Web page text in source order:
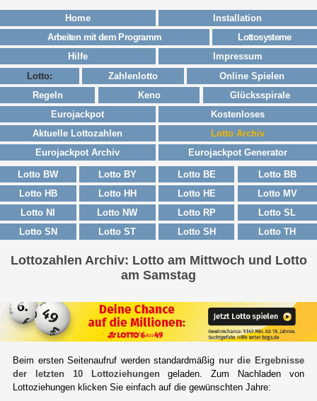
Home
Installation
Arbeiten mit dem Programm
Lottosysteme
Hilfe
Impressum
Lotto:
Zahlenlotto
Online Spielen
Regeln
Keno
Glücksspirale
Eurojackpot
Kostenloses
Aktuelle Lottozahlen
Lotto Archiv
Eurojackpot Archiv
Eurojackpot Generator
Lotto BW Lotto BY Lotto BE
Lotto BB
Lotto HB
Lotto HH Lotto HE
Lotto MV
Lotto NI
Lotto NW Lotto RP
Lotto SL
Lotto SN
Lotto ST Lotto SH Lotto TH
Lottozahlen Archiv: Lotto am Mittwoch und Lotto
am Samstag
Beim ersten Seitenaufruf werden standardmäßig nur die Ergebnisse
der letzten 10 Lottoziehungengeladen. Zum Nachladen von
Lottoziehungen klicken Sie einfach auf die gewünschten Jahre: